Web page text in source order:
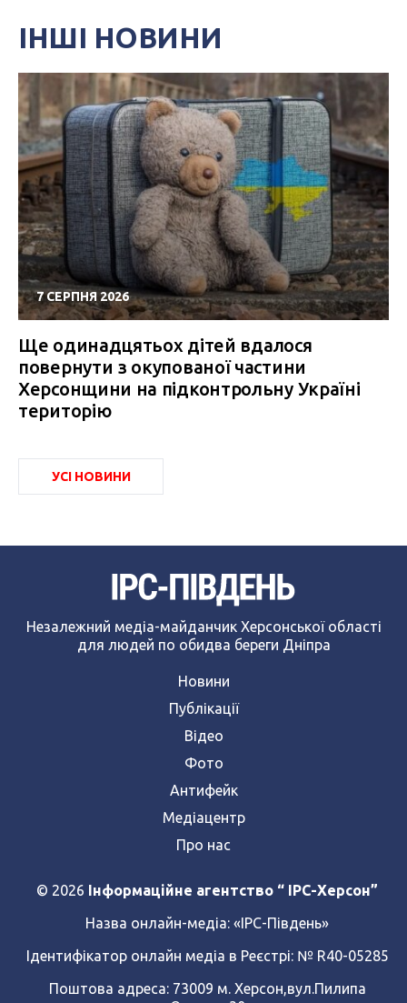
ІНШІ НОВИНИ
7 СЕРПНЯ 2026
Ще одинадцятьох дітей вдалося
повернути з окупованої частини
Херсонщини на підконтрольну Україні
територію
УСІ НОВИНИ
Незалежний медіа-майданчик Херсонської області
для людей по обидва береги Дніпра
Новини
Публікації
Відео
Фото
Антифейк
Медіацентр
Про нас
© 2026 Інформаційне агентство “ IPC-Херсон”
Назва онлайн-медіа: «ІРС-Південь»
Ідентифікатор онлайн медіа в Реєстрі: № R40-05285
Поштова адреса: 73009 м. Херсон,вул.Пилипа